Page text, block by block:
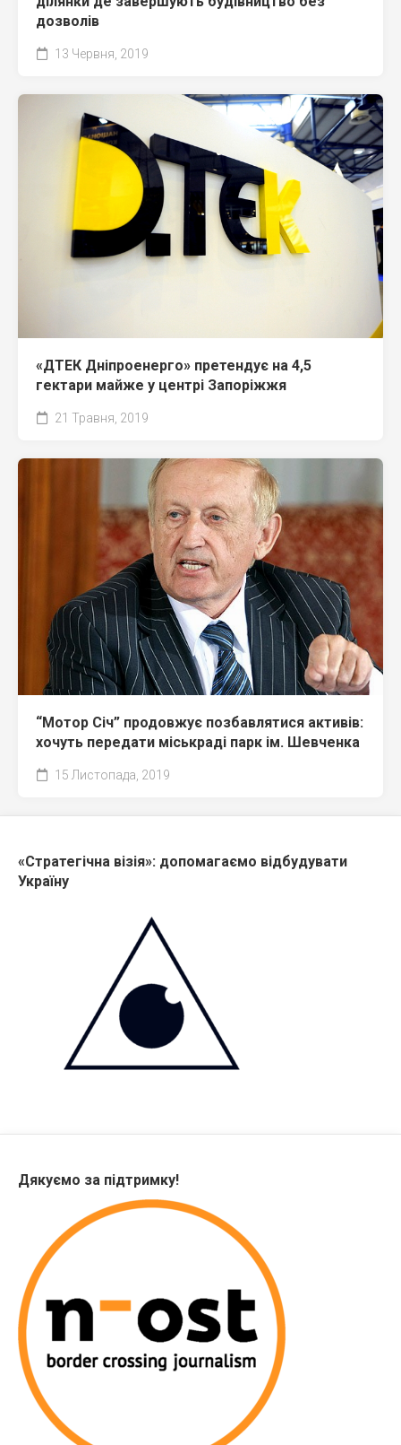
дозволів
13 Червня, 2019
«ДТЕК Дніпроенерго» претендує на 4,5
гектари майже у центрі Запоріжжя
21 Травня, 2019
“Мотор Січ” продовжує позбавлятися активів:
хочуть передати міськраді парк ім. Шевченка
15 Листопада, 2019
«Стратегічна візія»: допомагаємо відбудувати
Україну
Дякуємо за підтримку!